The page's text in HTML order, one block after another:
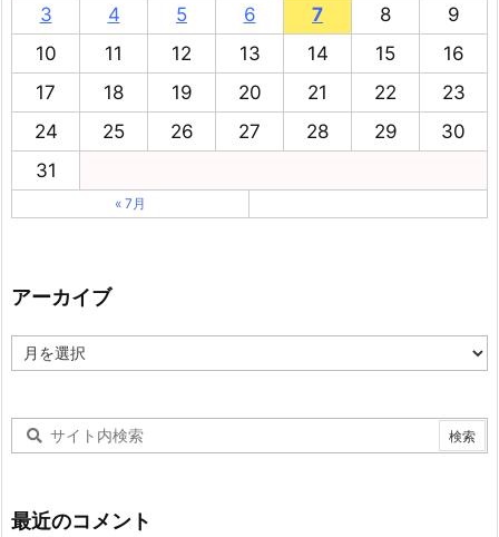
3
4 5 6 7 8
9
10
11 12 13 14 15
16
17
18 19 20 21 22
23
24
25 26 27 28 29
30
31
« 7月
アーカイブ
ー
最近のコメント